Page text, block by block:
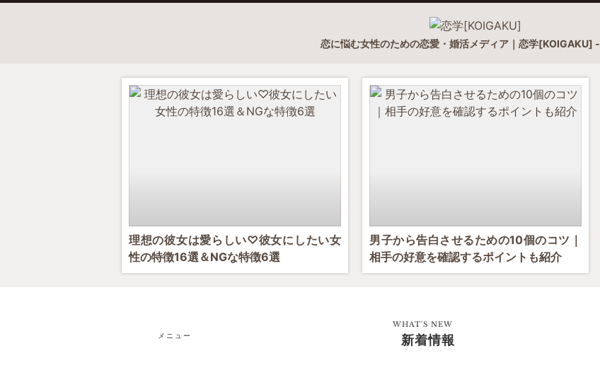
恋に悩む女性のための恋愛・婚活メディア｜恋学[KOIGAKU]
理想の彼女は愛らしい♡彼女にしたい女
性の特徴16選＆NGな特徴6選
男子から告白させるための10個のコツ｜
相手の好意を確認するポイントも紹介
メニュー
WHAT'S NEW
新着情報